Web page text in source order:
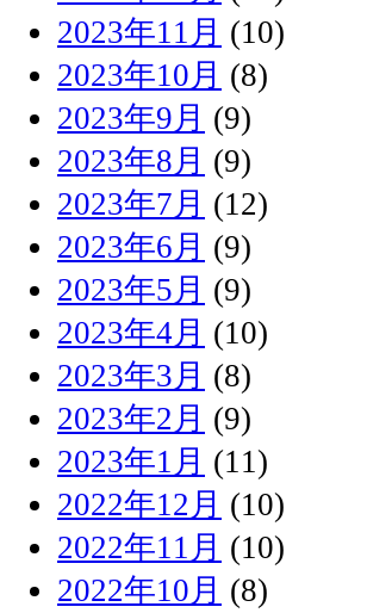
2023年11月 (10)
2023年10月 (8)
2023年9月 (9)
2023年8月 (9)
2023年7月 (12)
2023年6月 (9)
2023年5月 (9)
2023年4月 (10)
2023年3月 (8)
2023年2月 (9)
2023年1月 (11)
2022年12月 (10)
2022年11月 (10)
2022年10月 (8)